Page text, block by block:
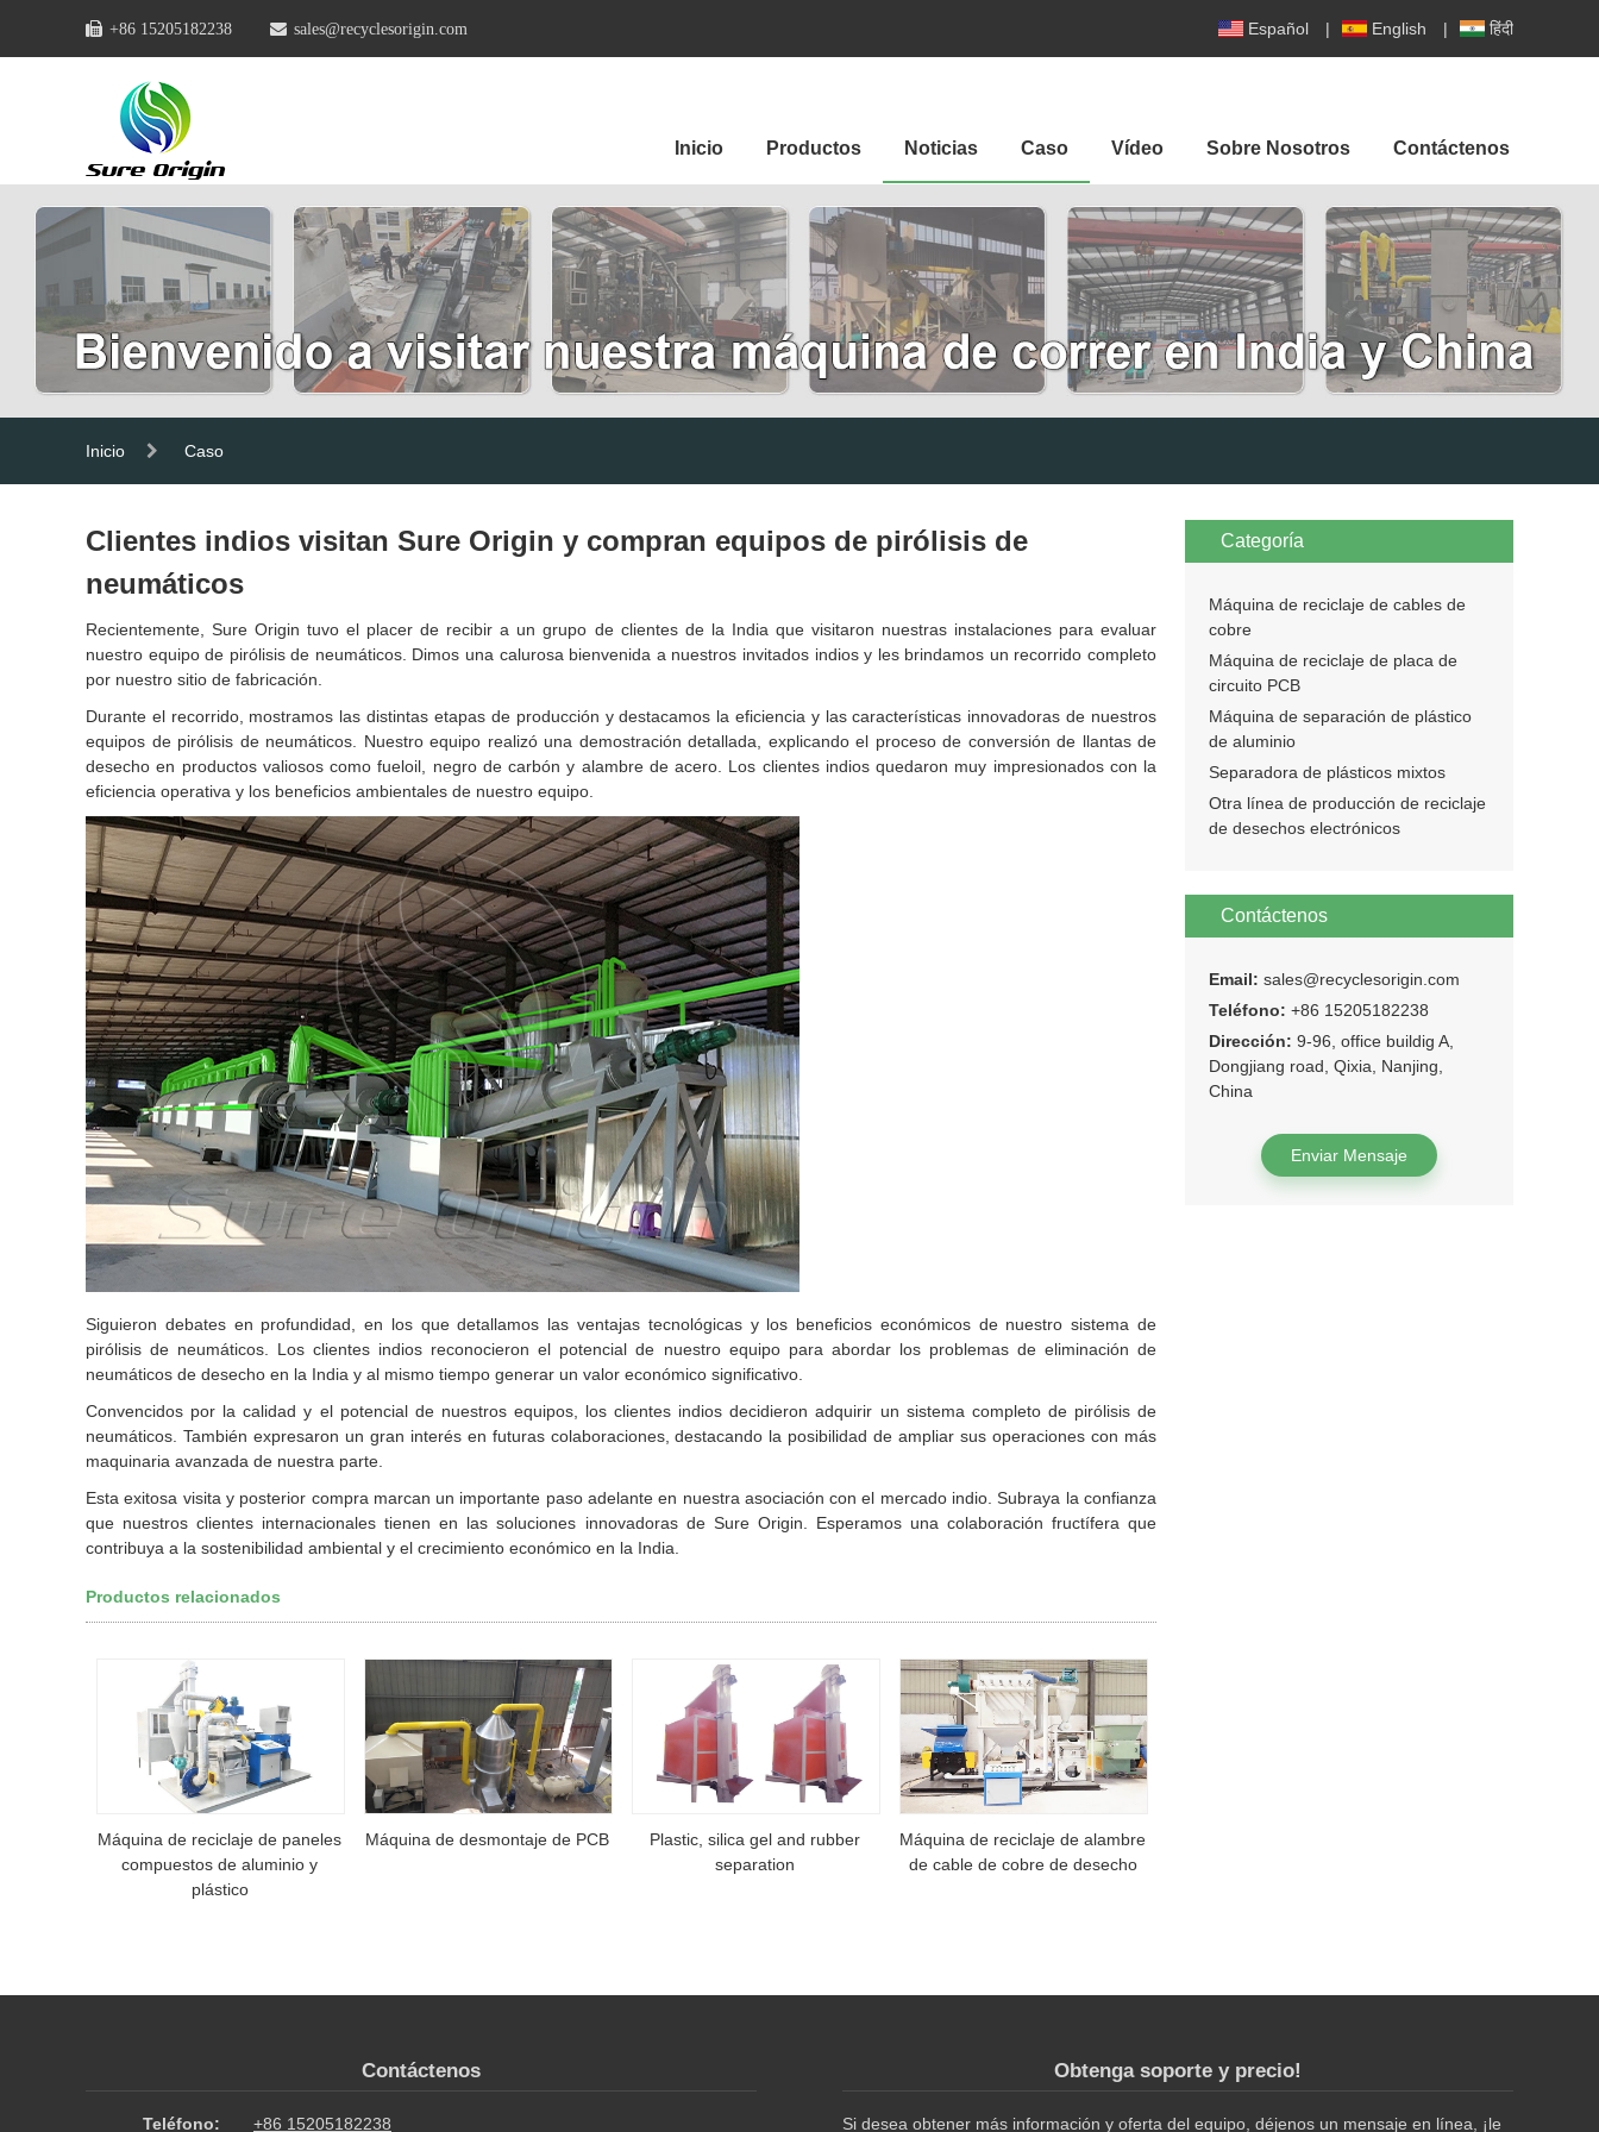
+86 15205182238 sales@recyclesorigin.com Español | English | हिंदी
Inicio Productos Noticias Caso Vídeo Sobre Nosotros Contáctenos
Inicio Caso
Clientes indios visitan Sure Origin y compran equipos de pirólisis de
neumáticos
Recientemente, Sure Origin tuvo el placer de recibir a un grupo de clientes de la India que visitaron nuestras instalaciones para evaluar
nuestro equipo de pirólisis de neumáticos. Dimos una calurosa bienvenida a nuestros invitados indios y les brindamos un recorrido completo
por nuestro sitio de fabricación.
Durante el recorrido, mostramos las distintas etapas de producción y destacamos la eficiencia y las características innovadoras de nuestros
equipos de pirólisis de neumáticos. Nuestro equipo realizó una demostración detallada, explicando el proceso de conversión de llantas de
desecho en productos valiosos como fueloil, negro de carbón y alambre de acero. Los clientes indios quedaron muy impresionados con la
eficiencia operativa y los beneficios ambientales de nuestro equipo.
Siguieron debates en profundidad, en los que detallamos las ventajas tecnológicas y los beneficios económicos de nuestro sistema de
pirólisis de neumáticos. Los clientes indios reconocieron el potencial de nuestro equipo para abordar los problemas de eliminación de
neumáticos de desecho en la India y al mismo tiempo generar un valor económico significativo.
Convencidos por la calidad y el potencial de nuestros equipos, los clientes indios decidieron adquirir un sistema completo de pirólisis de
neumáticos. También expresaron un gran interés en futuras colaboraciones, destacando la posibilidad de ampliar sus operaciones con más
maquinaria avanzada de nuestra parte.
Esta exitosa visita y posterior compra marcan un importante paso adelante en nuestra asociación con el mercado indio. Subraya la confianza
que nuestros clientes internacionales tienen en las soluciones innovadoras de Sure Origin. Esperamos una colaboración fructífera que
contribuya a la sostenibilidad ambiental y el crecimiento económico en la India.
Productos relacionados
Máquina de reciclaje de paneles
compuestos de aluminio y
plástico
Máquina de desmontaje de PCB
Plastic, silica gel and rubber
separation
Máquina de reciclaje de alambre
de cable de cobre de desecho
Categoría
Máquina de reciclaje de cables de
cobre
Máquina de reciclaje de placa de
circuito PCB
Máquina de separación de plástico
de aluminio
Separadora de plásticos mixtos
Otra línea de producción de reciclaje
de desechos electrónicos
Contáctenos
Email: sales@recyclesorigin.com
Teléfono: +86 15205182238
Dirección: 9-96, office buildig A,
Dongjiang road, Qixia, Nanjing,
China
Enviar Mensaje
Contáctenos
Teléfono: +86 15205182238
Obtenga soporte y precio!
Si desea obtener más información y oferta del equipo, déjenos un mensaje en línea, ¡le